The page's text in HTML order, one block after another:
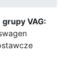
VAG: